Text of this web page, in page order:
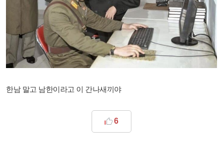
한남 말고 남한이라고 이 간나새끼야
6